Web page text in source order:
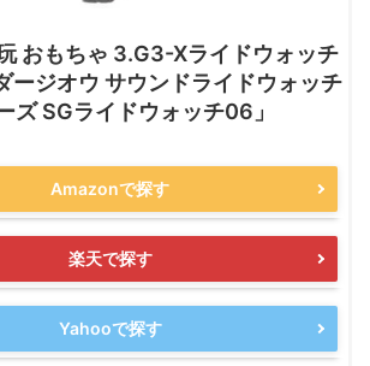
おもちゃ 3.G3-Xライドウォッチ
ージオウ サウンドライドウォッチ
ズ SGライドウォッチ06」
Amazonで探す
楽天で探す
Yahooで探す